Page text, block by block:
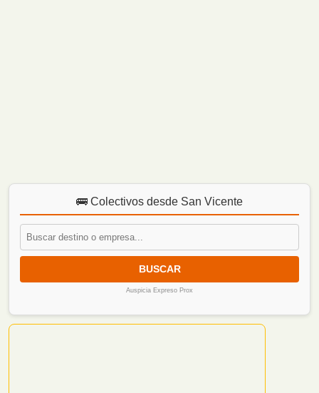
🚌 Colectivos desde San Vicente
BUSCAR
Auspicia Expreso Prox